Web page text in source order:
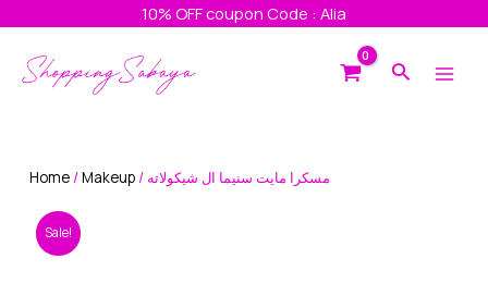
content
10% OFF coupon Code : Alia
Search
Home/Makeup / مسكرا مايت سنيما ال شيكولاته
Sale!